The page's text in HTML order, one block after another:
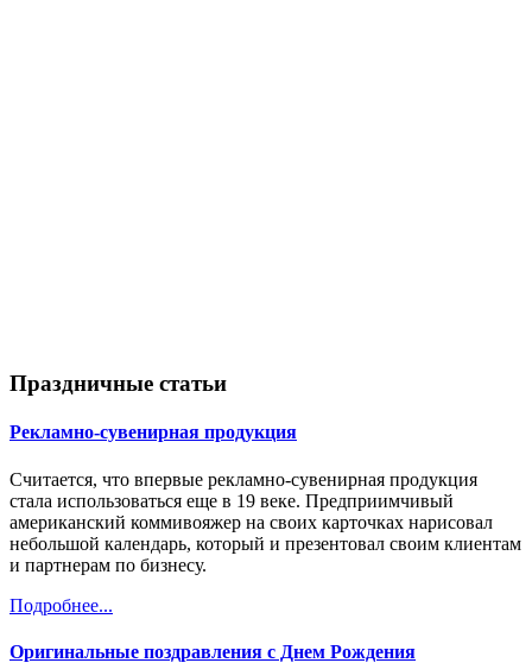
Праздничные статьи
Рекламно-сувенирная продукция
Считается, что впервые рекламно-сувенирная продукция
стала использоваться еще в 19 веке. Предприимчивый
американский коммивояжер на своих карточках нарисовал
небольшой календарь, который и презентовал своим клиентам
и партнерам по бизнесу.
Подробнее...
Оригинальные поздравления с Днем Рождения